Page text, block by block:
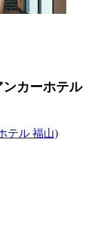
カーホテル
テル 福山)